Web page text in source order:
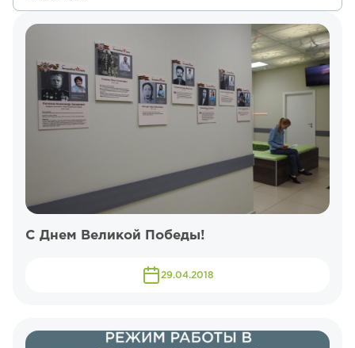
С Днем Великой Победы!
29.04.2018